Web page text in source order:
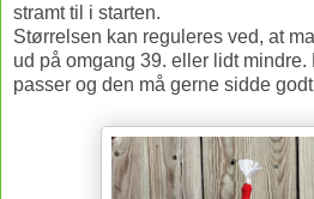
stramt til i starten.
Størrelsen kan reguleres ved, at
ud på omgang 39. eller lidt mindre.
passer og den må gerne sidde